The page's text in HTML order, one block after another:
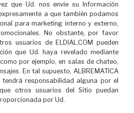
que Ud. nos envíe su Información
a que también podamos
para marketing interno y externo,
No obstante, por favor
usuarios de ELDIAL.COM pueden
que Ud. haya revelado mediante
por ejemplo, en salas de chateo,
En tal supuesto, ALBREMATICA
tendrá responsabilidad alguna por el
otros usuarios del Sitio puedan
por Ud.